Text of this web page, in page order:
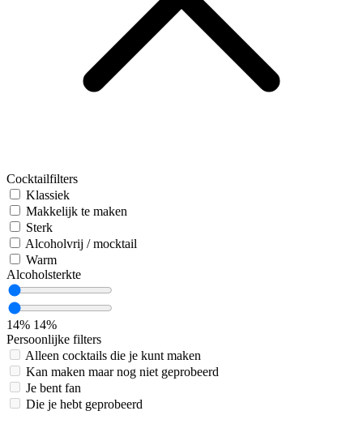
Cocktailfilters
Klassiek
Makkelijk te maken
Sterk
Alcoholvrij / mocktail
Warm
Alcoholsterkte
14% 14%
Persoonlijke filters
Alleen cocktails die je kunt maken
Kan maken maar nog niet geprobeerd
Je bent fan
Die je hebt geprobeerd